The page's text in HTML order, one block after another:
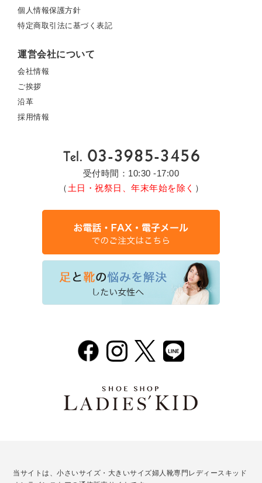
個人情報保護方針
特定商取引法に基づく表記
運営会社について
会社情報
ご挨拶
沿革
採用情報
受付時間：10:30 -17:00
（ 土日・祝祭日、年末年始を除く ）
当サイトは、小さいサイズ・大きいサイズ婦人靴専門レディースキッド